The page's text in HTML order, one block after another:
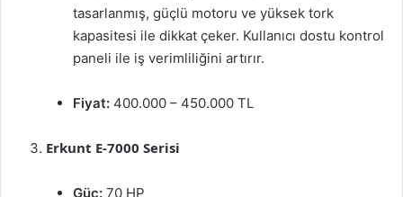
tasarlanmış, güçlü motoru ve yüksek tork
kapasitesi ile dikkat çeker. Kullanıcı dostu kontrol
paneli ile iş verimliliğini artırır.
Fiyat: 400.000 – 450.000 TL
Erkunt E-7000 Serisi
Güç: 70 HP